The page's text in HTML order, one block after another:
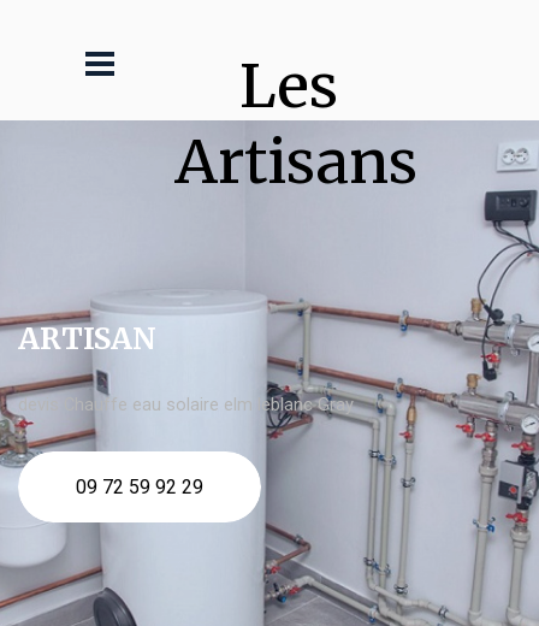
Les
Artisans
ARTISAN
devis Chauffe eau solaire elm leblanc Gray
09 72 59 92 29